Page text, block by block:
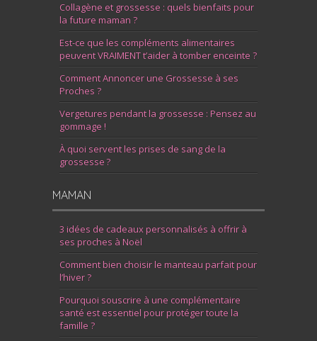
Collagène et grossesse : quels bienfaits pour
la future maman ?
Est-ce que les compléments alimentaires
peuvent VRAIMENT t’aider à tomber enceinte ?
Comment Annoncer une Grossesse à ses
Proches ?
Vergetures pendant la grossesse : Pensez au
gommage !
À quoi servent les prises de sang de la
grossesse ?
MAMAN
3 idées de cadeaux personnalisés à offrir à
ses proches à Noël
Comment bien choisir le manteau parfait pour
l’hiver ?
Pourquoi souscrire à une complémentaire
santé est essentiel pour protéger toute la
famille ?